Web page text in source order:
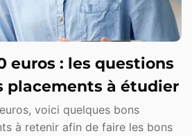
euros : les questions
placements à étudier
voici quelques bons
à retenir afin de faire les bons